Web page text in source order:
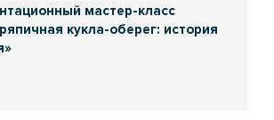
мастер-класс
кукла-оберег: история